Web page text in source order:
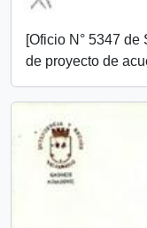
[Oficio N° 5347
de proyecto de